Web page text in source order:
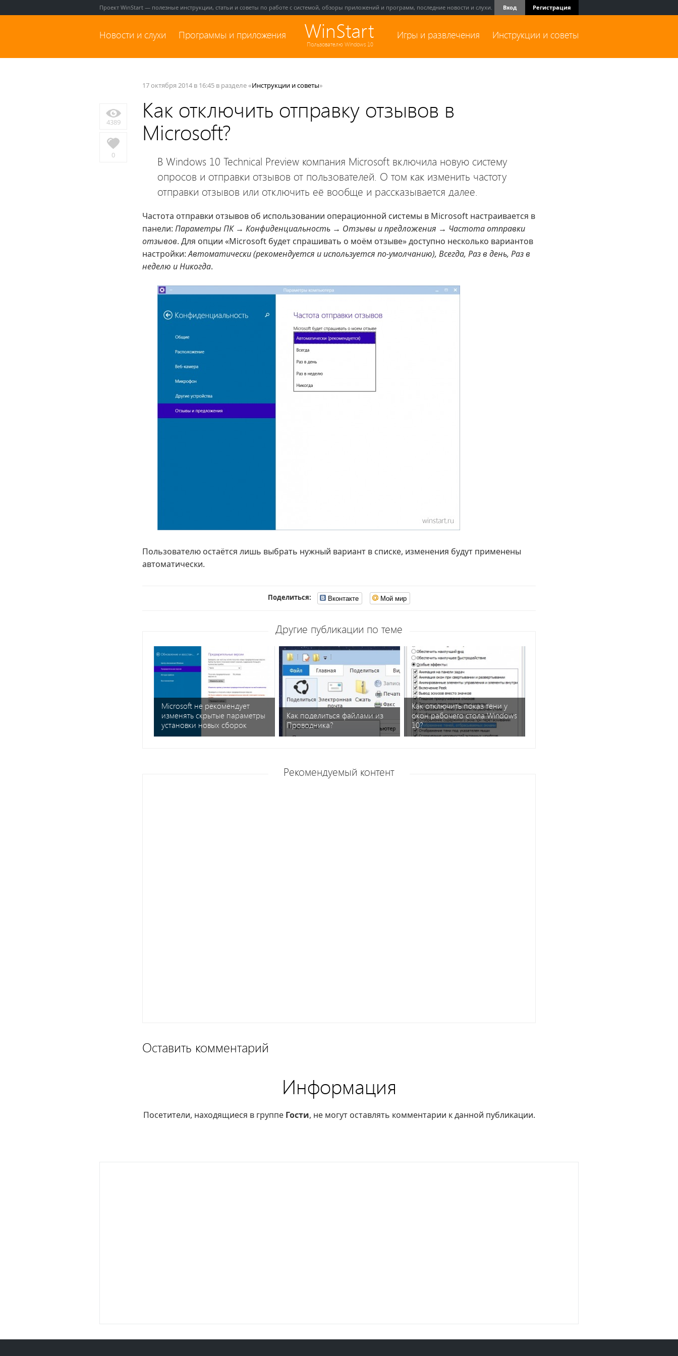
Проект WinStart — полезные инструкции, статьи и советы по работе с системой, обзоры приложений и программ, последние новости и слухи. Вход Регистрация
Новости и слухи Программы и приложения WinStart
Пользователю Windows 10
Игры и развлечения Инструкции и советы
4389
0
17 октября 2014 в 16:45 в разделе «Инструкции и советы»
Как отключить отправку отзывов в
Microsoft?
В Windows 10 Technical Preview компания Microsoft включила новую систему
опросов и отправки отзывов от пользователей. О том как изменить частоту
отправки отзывов или отключить её вообще и рассказывается далее.
Частота отправки отзывов об использовании операционной системы в Microsoft настраивается в
панели: Параметры ПК → Конфиденциальность → Отзывы и предложения → Частота отправки
отзывов. Для опции «Microsoft будет спрашивать о моём отзыве» доступно несколько вариантов
настройки:Автоматически (рекомендуется и используется по-умолчанию), Всегда, Раз в день, Раз в
неделю и Никогда.
Пользователю остаётся лишь выбрать нужный вариант в списке, изменения будут применены
автоматически.
Поделиться: Вконтакте Мой мир
Другие публикации по теме
Microsoft не рекомендует
изменять скрытые параметры
установки новых сборок
Как поделиться файлами из
Проводника?
Как отключить показ тени у
окон рабочего стола Windows
10?
Рекомендуемый контент
Оставить комментарий
Информация
Посетители, находящиеся в группе Гости, не могут оставлять комментарии к данной публикации.